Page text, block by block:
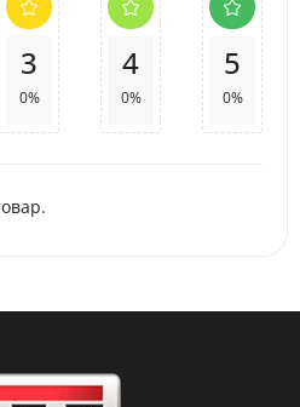
3
0%
4
0%
5
0%